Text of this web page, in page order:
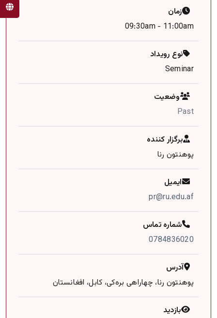
زمان
09:30am - 11:00am
نوع رویداد
Seminar
وضعیت
Past
برگزار کننده
پوهنتون رنا
ایمیل
pr@ru.edu.af
شماره تماس
0784836020
آدرس
پوهنتون رنا، چهاراهی بره‌کی، کابل، افغانستان
بازدید